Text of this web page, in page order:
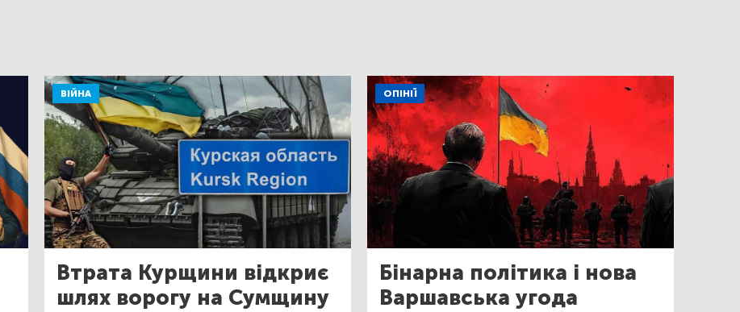
ВІЙНА
Втрата Курщини відкриє
шлях ворогу на Сумщину
ОПІНІЇ
Бінарна політика і нова
Варшавська угода